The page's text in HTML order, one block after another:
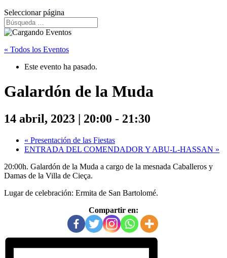
Seleccionar página
« Todos los Eventos
Este evento ha pasado.
Galardón de la Muda
14 abril, 2023 | 20:00 - 21:30
« Presentación de las Fiestas
ENTRADA DEL COMENDADOR Y ABU-L-HASSAN »
20:00h. Galardón de la Muda a cargo de la mesnada Caballeros y
Damas de la Villa de Cieça.
Lugar de celebración: Ermita de San Bartolomé.
Compartir en: